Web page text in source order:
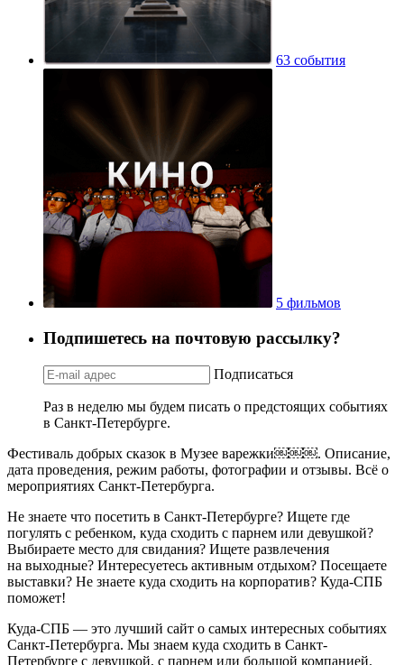
63 события
5 фильмов
Подпишетесь на почтовую рассылку?
Подписаться
Раз в неделю мы будем писать о предстоящих событиях
в Санкт-Петербурге.
Фестиваль добрых сказок в Музее варежки￼￼￼. Описание,
дата проведения, режим работы, фотографии и отзывы. Всё о
мероприятиях Санкт-Петербурга.
Не знаете что посетить в Санкт-Петербурге? Ищете где
погулять с ребенком, куда сходить с парнем или девушкой?
Выбираете место для свидания? Ищете развлечения
на выходные? Интересуетесь активным отдыхом? Посещаете
выставки? Не знаете куда сходить на корпоратив? Куда-СПБ
поможет!
Куда-СПБ — это лучший сайт о самых интересных событиях
Санкт-Петербурга. Мы знаем куда сходить в Санкт-
Петербурге с девушкой, с парнем или большой компанией.